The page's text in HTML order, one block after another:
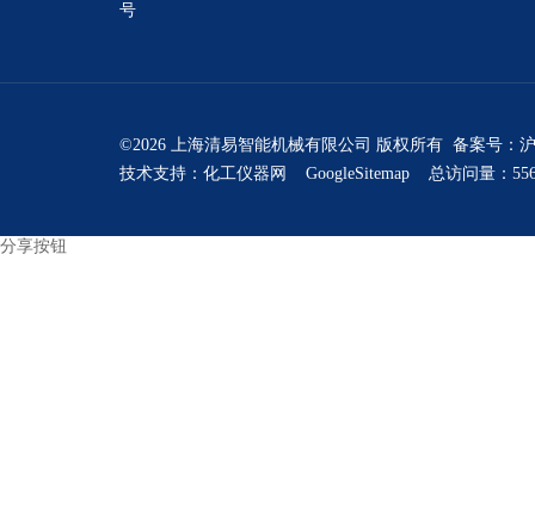
号
©2026 上海清易智能机械有限公司 版权所有 备案号：
技术支持： 化工仪器网 GoogleSitemap 总访问量：
分享按钮